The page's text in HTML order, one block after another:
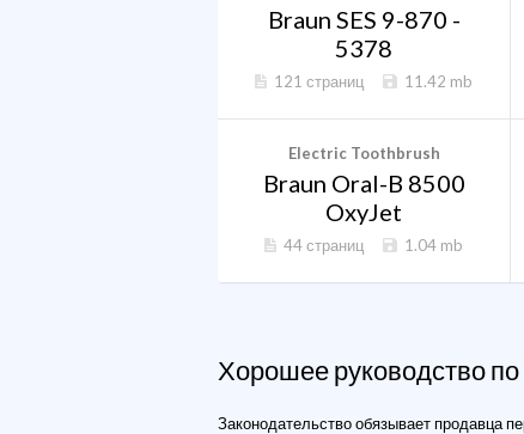
Braun SES 9-870 -
5378
121 страниц 11.42 mb
Electric Toothbrush
Braun Oral-B 8500
OxyJet
44 страниц 1.04 mb
Хорошее руководство по
Законодательство обязывает продавца